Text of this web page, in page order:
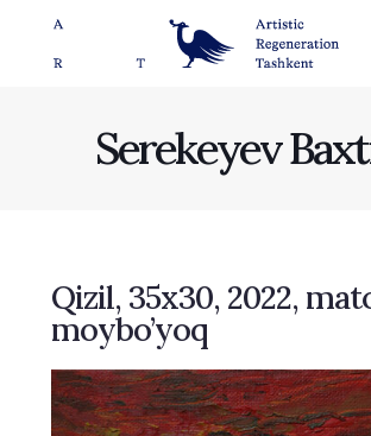
Serekeyev
Qizil, 35х30, 2022,
moybo’yoq